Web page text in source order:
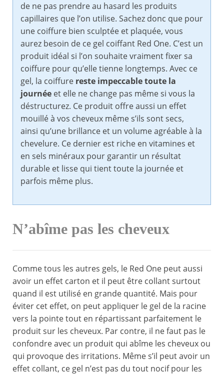
de ne pas prendre au hasard les produits
capillaires que l’on utilise. Sachez donc que pour
une coiffure bien sculptée et plaquée, vous
aurez besoin de ce gel coiffant Red One. C’est un
produit idéal si l’on souhaite vraiment fixer sa
coiffure pour qu’elle tienne longtemps. Avec ce
gel, la coiffure reste impeccable toute la
journée et elle ne change pas même si vous la
déstructurez. Ce produit offre aussi un effet
mouillé à vos cheveux même s’ils sont secs,
ainsi qu’une brillance et un volume agréable à la
chevelure. Ce dernier est riche en vitamines et
en sels minéraux pour garantir un résultat
durable et lisse qui tient toute la journée et
parfois même plus.
N’abîme pas les cheveux
Comme tous les autres gels, le Red One peut aussi
avoir un effet carton et il peut être collant surtout
quand il est utilisé en grande quantité. Mais pour
éviter cet effet, on peut appliquer le gel de la racine
vers la pointe tout en répartissant parfaitement le
produit sur les cheveux. Par contre, il ne faut pas le
confondre avec un produit qui abîme les cheveux ou
qui provoque des irritations. Même s’il peut avoir un
effet collant, ce gel n’est pas du tout nocif pour les